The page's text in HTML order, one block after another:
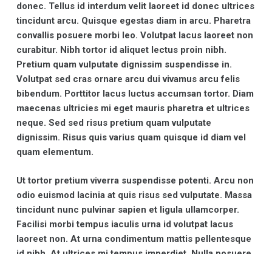
donec. Tellus id interdum velit laoreet id donec ultrices
tincidunt arcu. Quisque egestas diam in arcu. Pharetra
convallis posuere morbi leo. Volutpat lacus laoreet non
curabitur. Nibh tortor id aliquet lectus proin nibh.
Pretium quam vulputate dignissim suspendisse in.
Volutpat sed cras ornare arcu dui vivamus arcu felis
bibendum. Porttitor lacus luctus accumsan tortor. Diam
maecenas ultricies mi eget mauris pharetra et ultrices
neque. Sed sed risus pretium quam vulputate
dignissim. Risus quis varius quam quisque id diam vel
quam elementum.
Ut tortor pretium viverra suspendisse potenti. Arcu non
odio euismod lacinia at quis risus sed vulputate. Massa
tincidunt nunc pulvinar sapien et ligula ullamcorper.
Facilisi morbi tempus iaculis urna id volutpat lacus
laoreet non. At urna condimentum mattis pellentesque